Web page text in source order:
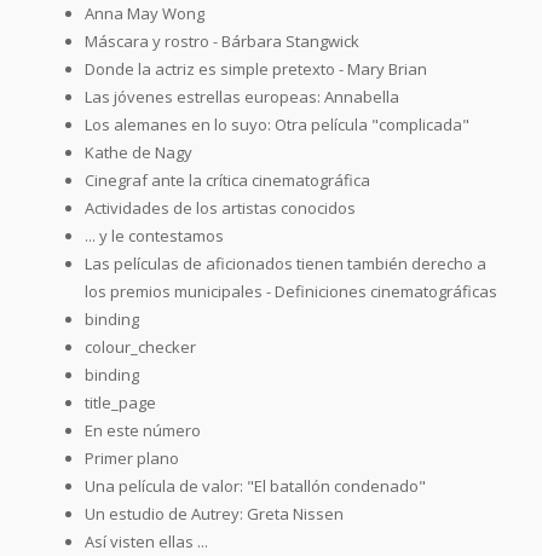
Anna May Wong
Máscara y rostro - Bárbara Stangwick
Donde la actriz es simple pretexto - Mary Brian
Las jóvenes estrellas europeas: Annabella
Los alemanes en lo suyo: Otra película "complicada"
Kathe de Nagy
Cinegraf ante la crítica cinematográfica
Actividades de los artistas conocidos
... y le contestamos
Las películas de aficionados tienen también derecho a
los premios municipales - Definiciones cinematográficas
binding
colour_checker
binding
title_page
En este número
Primer plano
Una película de valor: "El batallón condenado"
Un estudio de Autrey: Greta Nissen
Así visten ellas ...